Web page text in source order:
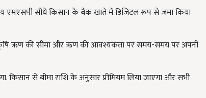
एमएसपी सीधे किसान के बैंक खाते में डिजिटल रूप से जमा किया
कृषि ऋण की सीमा और ऋण की आवश्यकता पर समय-समय पर अपनी
किसान से बीमा राशि के अनुसार प्रीमियम लिया जाएगा और सभी